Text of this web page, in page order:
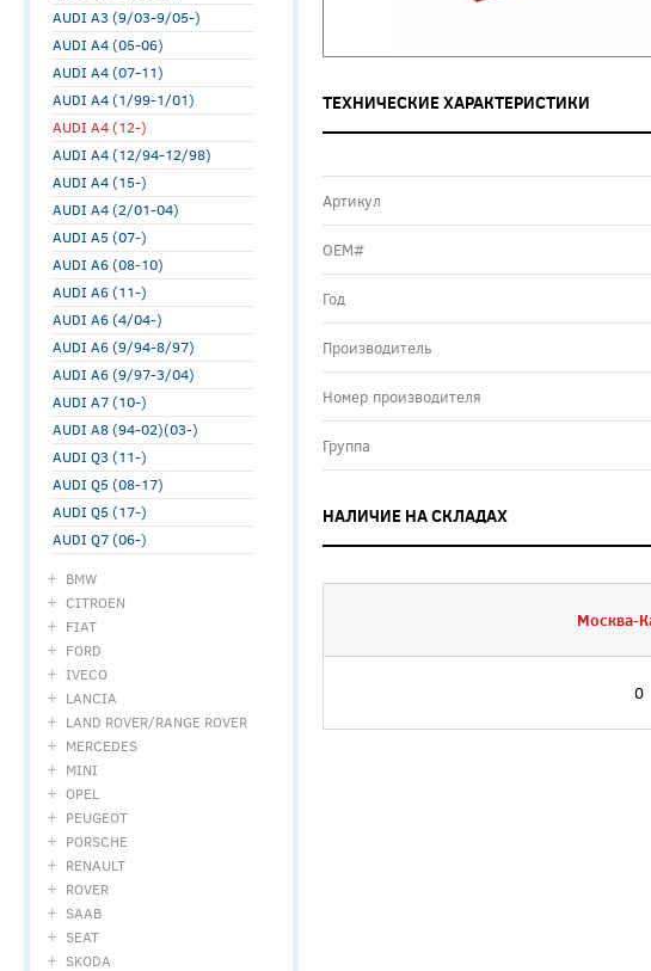
AUDI A3 (9/03-9/05-)
AUDI A4 (05-06)
AUDI A4 (07-11)
AUDI A4 (1/99-1/01)
AUDI A4 (12-)
AUDI A4 (12/94-12/98)
AUDI A4 (15-)
AUDI A4 (2/01-04)
AUDI A5 (07-)
AUDI A6 (08-10)
AUDI A6 (11-)
AUDI A6 (4/04-)
AUDI A6 (9/94-8/97)
AUDI A6 (9/97-3/04)
AUDI A7 (10-)
AUDI A8 (94-02)(03-)
AUDI Q3 (11-)
AUDI Q5 (08-17)
AUDI Q5 (17-)
AUDI Q7 (06-)
BMW
CITROEN
FIAT
FORD
IVECO
LANCIA
LAND ROVER/RANGE ROVER
MERCEDES
MINI
OPEL
PEUGEOT
PORSCHE
RENAULT
ROVER
SAAB
SEAT
SKODA
ТЕХНИЧЕСКИЕ ХАРАКТЕРИСТИКИ
Артикул
ОЕМ#
Год
Производитель
Номер производителя
Группа
НАЛИЧИЕ НА СКЛАДАХ
Москва-
0